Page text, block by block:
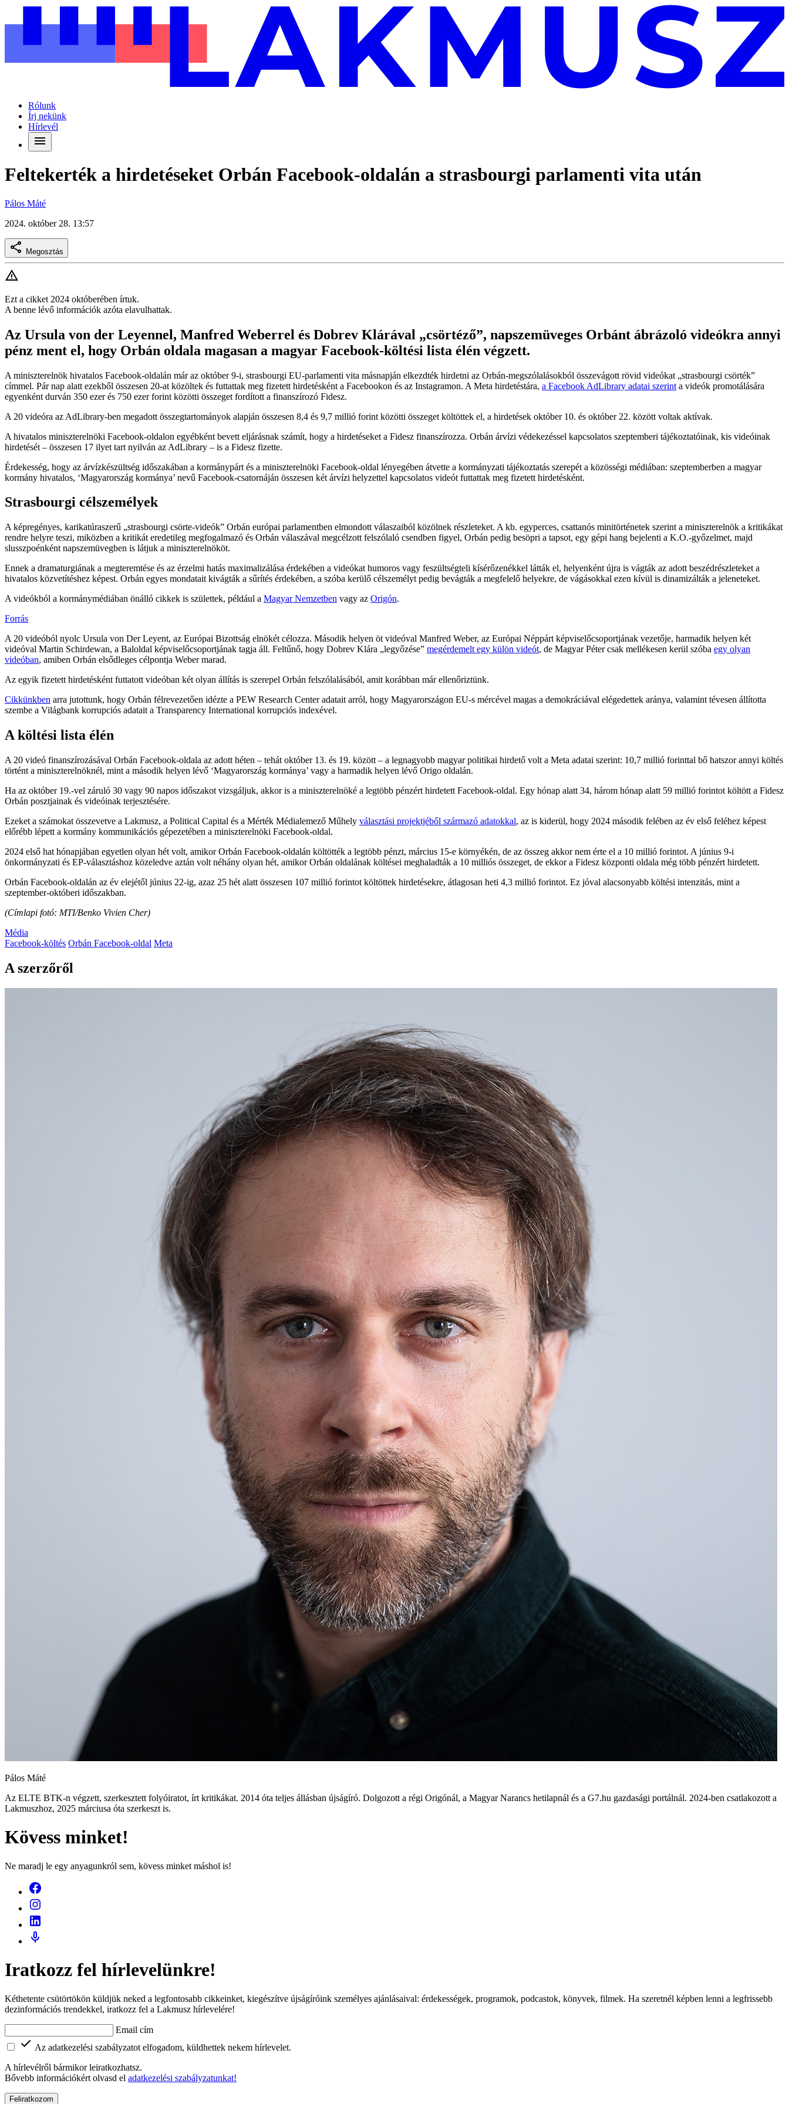
Rólunk
Írj nekünk
Hírlevél
Feltekerték a hirdetéseket Orbán Facebook-oldalán a strasbourgi parlamenti vita után
Pálos Máté
2024. október 28. 13:57
Megosztás
Ezt a cikket 2024 októberében írtuk.
A benne lévő információk azóta elavulhattak.
Az Ursula von der Leyennel, Manfred Weberrel és Dobrev Klárával „csörtéző”, napszemüveges Orbánt ábrázoló videókra annyi
pénz ment el, hogy Orbán oldala magasan a magyar Facebook-költési lista élén végzett.
A miniszterelnök hivatalos Facebook-oldalán már az október 9-i, strasbourgi EU-parlamenti vita másnapján elkezdték hirdetni az Orbán-megszólalásokból összevágott rövid videókat „strasbourgi csörték”
címmel. Pár nap alatt ezekből összesen 20-at közöltek és futtattak meg fizetett hirdetésként a Facebookon és az Instagramon. A Meta hirdetéstára, a Facebook AdLibrary adatai szerint a videók promotálására
egyenként durván 350 ezer és 750 ezer forint közötti összeget fordított a finanszírozó Fidesz.
A 20 videóra az AdLibrary-ben megadott összegtartományok alapján összesen 8,4 és 9,7 millió forint közötti összeget költöttek el, a hirdetések október 10. és október 22. között voltak aktívak.
A hivatalos miniszterelnöki Facebook-oldalon egyébként bevett eljárásnak számít, hogy a hirdetéseket a Fidesz finanszírozza. Orbán árvízi védekezéssel kapcsolatos szeptemberi tájékoztatóinak, kis videóinak
hirdetését – összesen 17 ilyet tart nyilván az AdLibrary – is a Fidesz fizette.
Érdekesség, hogy az árvízkészültség időszakában a kormánypárt és a miniszterelnöki Facebook-oldal lényegében átvette a kormányzati tájékoztatás szerepét a közösségi médiában: szeptemberben a magyar
kormány hivatalos, ‘Magyarország kormánya’ nevű Facebook-csatornáján összesen két árvízi helyzettel kapcsolatos videót futtattak meg fizetett hirdetésként.
Strasbourgi célszemélyek
A képregényes, karikatúraszerű „strasbourgi csörte-videók” Orbán európai parlamentben elmondott válaszaiból közölnek részleteket. A kb. egyperces, csattanós minitörténetek szerint a miniszterelnök a kritikákat
rendre helyre teszi, miközben a kritikát eredetileg megfogalmazó és Orbán válaszával megcélzott felszólaló csendben figyel, Orbán pedig besöpri a tapsot, egy gépi hang bejelenti a K.O.-győzelmet, majd
slusszpoénként napszemüvegben is látjuk a miniszterelnököt.
Ennek a dramaturgiának a megteremtése és az érzelmi hatás maximalizálása érdekében a videókat humoros vagy feszültségteli kísérőzenékkel látták el, helyenként újra is vágták az adott beszédrészleteket a
hivatalos közvetítéshez képest. Orbán egyes mondatait kivágták a sűrítés érdekében, a szóba kerülő célszemélyt pedig bevágták a megfelelő helyekre, de vágásokkal ezen kívül is dinamizálták a jeleneteket.
A videókból a kormánymédiában önálló cikkek is születtek, például a Magyar Nemzetben vagy az Origón.
Forrás
A 20 videóból nyolc Ursula von Der Leyent, az Európai Bizottság elnökét célozza. Második helyen öt videóval Manfred Weber, az Európai Néppárt képviselőcsoportjának vezetője, harmadik helyen két
videóval Martin Schirdewan, a Baloldal képviselőcsoportjának tagja áll. Feltűnő, hogy Dobrev Klára „legyőzése” megérdemelt egy külön videót, de Magyar Péter csak mellékesen kerül szóba egy olyan
videóban, amiben Orbán elsődleges célpontja Weber marad.
Az egyik fizetett hirdetésként futtatott videóban két olyan állítás is szerepel Orbán felszólalásából, amit korábban már ellenőriztünk.
Cikkünkben arra jutottunk, hogy Orbán félrevezetően idézte a PEW Research Center adatait arról, hogy Magyarországon EU-s mércével magas a demokráciával elégedettek aránya, valamint tévesen állította
szembe a Világbank korrupciós adatait a Transparency International korrupciós indexével.
A költési lista élén
A 20 videó finanszírozásával Orbán Facebook-oldala az adott héten – tehát október 13. és 19. között – a legnagyobb magyar politikai hirdető volt a Meta adatai szerint: 10,7 millió forinttal bő hatszor annyi költés
történt a miniszterelnöknél, mint a második helyen lévő ‘Magyarország kormánya’ vagy a harmadik helyen lévő Origo oldalán.
Ha az október 19.-vel záruló 30 vagy 90 napos időszakot vizsgáljuk, akkor is a miniszterelnöké a legtöbb pénzért hirdetett Facebook-oldal. Egy hónap alatt 34, három hónap alatt 59 millió forintot költött a Fidesz
Orbán posztjainak és videóinak terjesztésére.
Ezeket a számokat összevetve a Lakmusz, a Political Capital és a Mérték Médialemező Műhely választási projektjéből származó adatokkal, az is kiderül, hogy 2024 második felében az év első feléhez képest
előrébb lépett a kormány kommunikációs gépezetében a miniszterelnöki Facebook-oldal.
2024 első hat hónapjában egyetlen olyan hét volt, amikor Orbán Facebook-oldalán költötték a legtöbb pénzt, március 15-e környékén, de az összeg akkor nem érte el a 10 millió forintot. A június 9-i
önkormányzati és EP-választáshoz közeledve aztán volt néhány olyan hét, amikor Orbán oldalának költései meghaladták a 10 milliós összeget, de ekkor a Fidesz központi oldala még több pénzért hirdetett.
Orbán Facebook-oldalán az év elejétől június 22-ig, azaz 25 hét alatt összesen 107 millió forintot költöttek hirdetésekre, átlagosan heti 4,3 millió forintot. Ez jóval alacsonyabb költési intenzitás, mint a
szeptember-októberi időszakban.
(Címlapi fotó: MTI/Benko Vivien Cher)
Média
Facebook-költés Orbán Facebook-oldal Meta
A szerzőről
Pálos Máté
Az ELTE BTK-n végzett, szerkesztett folyóiratot, írt kritikákat. 2014 óta teljes állásban újságíró. Dolgozott a régi Origónál, a Magyar Narancs hetilapnál és a G7.hu gazdasági portálnál. 2024-ben csatlakozott a
Lakmuszhoz, 2025 márciusa óta szerkeszt is.
Kövess minket!
Ne maradj le egy anyagunkról sem, kövess minket máshol is!
Iratkozz fel hírlevelünkre!
Kéthetente csütörtökön küldjük neked a legfontosabb cikkeinket, kiegészítve újságíróink személyes ajánlásaival: érdekességek, programok, podcastok, könyvek, filmek. Ha szeretnél képben lenni a legfrissebb
dezinformációs trendekkel, iratkozz fel a Lakmusz hírlevelére!
Email cím
Az adatkezelési szabályzatot elfogadom, küldhettek nekem hírlevelet.
A hírlevélről bármikor leiratkozhatsz.
Bővebb információkért olvasd el adatkezelési szabályzatunkat!
Feliratkozom